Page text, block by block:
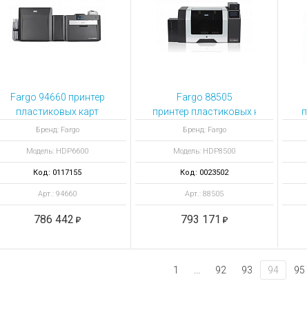
на фольге устройство vanGO Desktop Laser Writer
Fargo 94660 принтер
пластиковых карт
HDP6600 DS с
ламинатором
Бренд: Fargo
Модель: HDP6600
Код: 0117155
Арт.: 94660
786 442
Fargo 88505
принтер пластиковых карт
карт
Бренд: Fargo
Модель: HDP8500
Код: 0023502
Арт.: 88505
793 171
1 92 93 94 95